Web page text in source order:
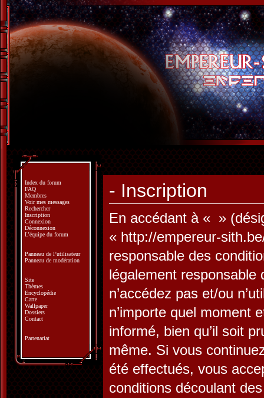
- Inscription
En accédant à « »
« http://empereur-
responsable des
légalement responsable
n’accédez pas et/ou
n’importe quel moment
informé, bien qu’il soit
même. Si vous
été effectués, vous
conditions découlant
Index du forum
FAQ
Membres
Voir mes messages
Rechercher
Inscription
Connexion
Déconnexion
L’équipe du forum
Panneau de l’utilisateur
Panneau de modération
Site
Thèmes
Encyclopédie
Carte
Wallpaper
Dossiers
Contact
Partenariat